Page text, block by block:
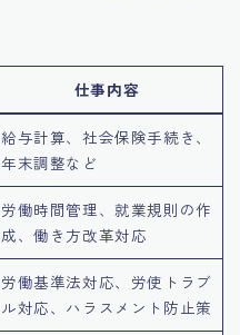
仕事内容
給与計算、社会保険手続き、
年末調整など
労働時間管理、就業規則の作
成、働き方改革対応
労働基準法対応、労使トラブ
ル対応、ハラスメント防止策